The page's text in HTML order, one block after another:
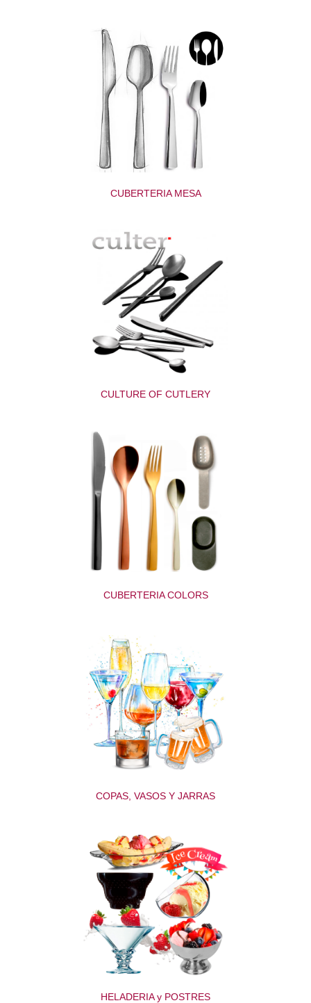
CUBERTERIA MESA
CULTURE OF CUTLERY
CUBERTERIA COLORS
COPAS, VASOS Y JARRAS
HELADERIA y POSTRES